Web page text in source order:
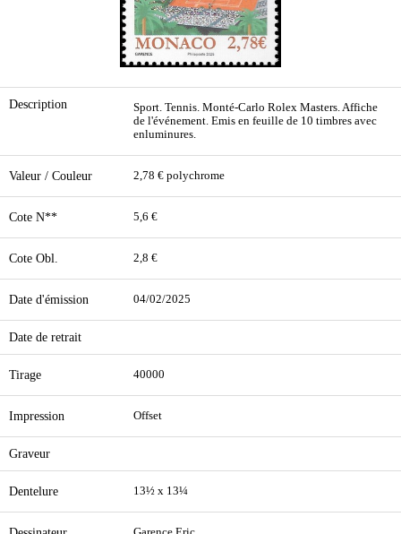
Description
Sport. Tennis. Monté-Carlo Rolex Masters. Affiche
de l'événement. Emis en feuille de 10 timbres avec
enluminures.
Valeur / Couleur 2,78 € polychrome
Cote N** 5,6 €
Cote Obl. 2,8 €
Date d'émission 04/02/2025
Date de retrait
Tirage 40000
Impression Offset
Graveur
Dentelure 13½ x 13¼